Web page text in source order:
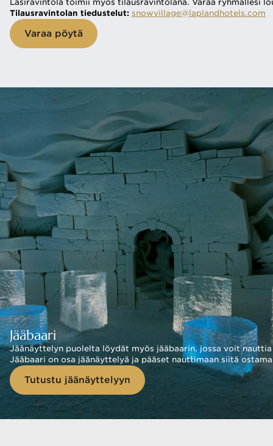
Lasiravintola toimii myös tilausravintolana. Varaa ryhmällesi
Tilausravintolan tiedustelut: snowvillage@laplandhotels.com
Varaa pöytä
Jääbaari
Jäänäyttelyn puolelta löydät myös jääbaarin, jossa voit
Jääbaari on osa jäänäyttelyä ja pääset nauttimaan siitä
Tutustu jäänäyttelyyn